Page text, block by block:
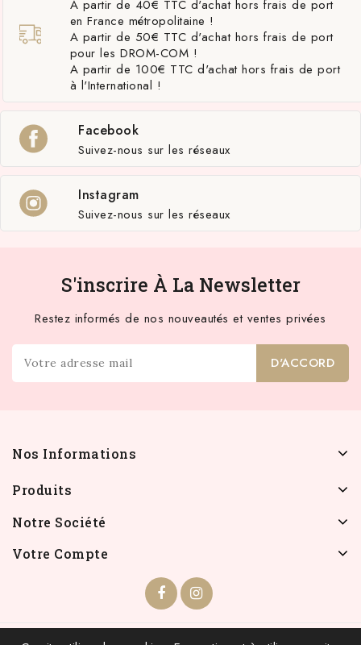
A partir de 40€ TTC d'achat hors frais de port
en France métropolitaine !
A partir de 50€ TTC d'achat hors frais de port
pour les DROM-COM !
A partir de 100€ TTC d'achat hors frais de port
à l'International !
Facebook
Suivez-nous sur les réseaux
Instagram
Suivez-nous sur les réseaux
S'inscrire À La Newsletter
Restez informés de nos nouveautés et ventes privées
Nos Informations
Produits
Notre Société
Votre Compte